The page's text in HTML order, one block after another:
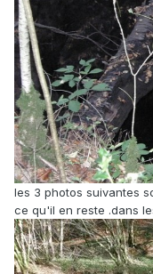
les 3 photos suivantes
ce qu'il en reste .dans